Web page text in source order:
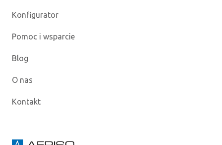
Konfigurator
Pomoc i wsparcie
Blog
O nas
Kontakt